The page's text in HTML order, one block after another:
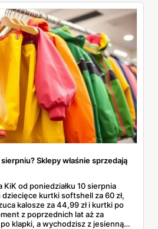
czego się dowiedziałam —
o której za chwilę.
Sklepy właśnie sprzedają
KiK od poniedziałku 10 sierpnia
kurtki softshell za 60 zł,
kalosze za 44,99 zł i kurtki po
z poprzednich lat aż za
klapki, a wychodzisz z jesienną